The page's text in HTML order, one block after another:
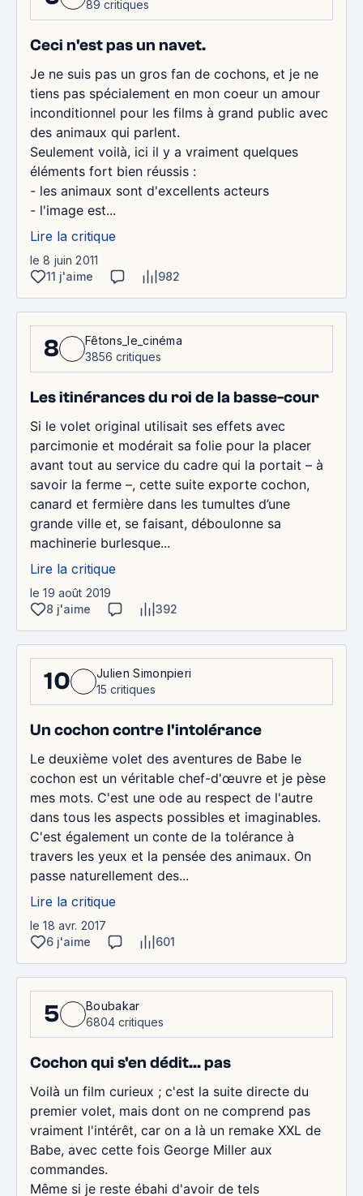
89 critiques
Ceci n'est pas un navet.
Je ne suis pas un gros fan de cochons, et je ne
tiens pas spécialement en mon coeur un amour
inconditionnel pour les films à grand public avec
des animaux qui parlent.
Seulement voilà, ici il y a vraiment quelques
éléments fort bien réussis :
- les animaux sont d'excellents acteurs
- l'image est...
Lire la critique
le 8 juin 2011
11 j'aime
982
8
Fêtons_le_cinéma
3856 critiques
Les itinérances du roi de la basse-cour
Si le volet original utilisait ses effets avec
parcimonie et modérait sa folie pour la placer
avant tout au service du cadre qui la portait – à
savoir la ferme –, cette suite exporte cochon,
canard et fermière dans les tumultes d’une
grande ville et, se faisant, déboulonne sa
machinerie burlesque...
Lire la critique
le 19 août 2019
8 j'aime
392
10
Julien Simonpieri
15 critiques
Un cochon contre l'intolérance
Le deuxième volet des aventures de Babe le
cochon est un véritable chef-d'œuvre et je pèse
mes mots. C'est une ode au respect de l'autre
dans tous les aspects possibles et imaginables.
C'est également un conte de la tolérance à
travers les yeux et la pensée des animaux. On
passe naturellement des...
Lire la critique
le 18 avr. 2017
6 j'aime
601
5
Boubakar
6804 critiques
Cochon qui s'en dédit... pas
Voilà un film curieux ; c'est la suite directe du
premier volet, mais dont on ne comprend pas
vraiment l'intérêt, car on a là un remake XXL de
Babe, avec cette fois George Miller aux
commandes.
Même si je reste ébahi d'avoir de tels